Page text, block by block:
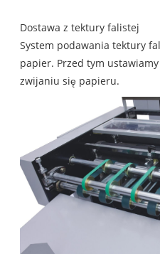
Dostawa z tektury falistej
System podawania tektury
papier. Przed tym
zwijaniu się papieru.